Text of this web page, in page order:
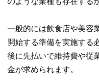
一般的には飲食店や美容
開始する準備を実施する
後に先払いで維持費や従
金が求められます。